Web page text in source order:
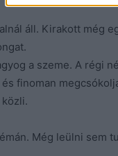
áll. Kirakott még
a szeme. A régi
finoman
közli.
Még leülni sem